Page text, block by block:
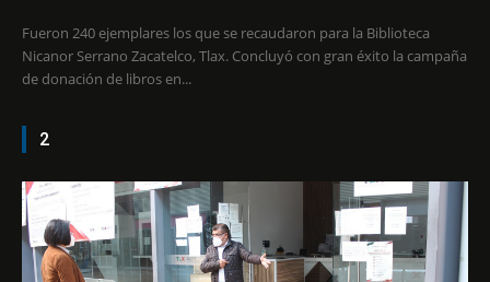
Fueron 240 ejemplares los que se recaudaron para la Biblioteca
Nicanor Serrano Zacatelco, Tlax. Concluyó con gran éxito la campaña
de donación de libros en...
2